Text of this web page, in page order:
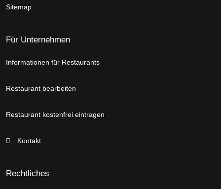
Sitemap
Für Unternehmen
Informationen für Restaurants
Restaurant bearbeiten
Restaurant kostenfrei eintragen
Kontakt
Rechtliches